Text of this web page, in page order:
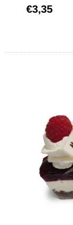
€3,35